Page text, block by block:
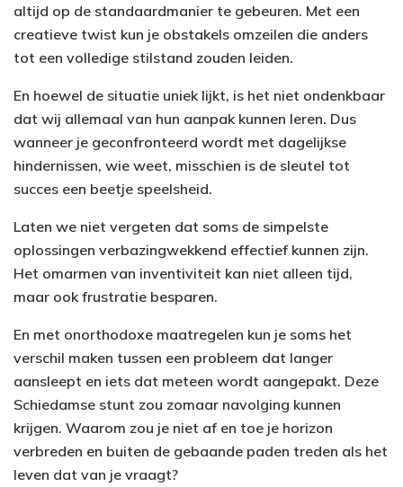
altijd op de standaardmanier te gebeuren. Met een
creatieve twist kun je obstakels omzeilen die anders
tot een volledige stilstand zouden leiden.
En hoewel de situatie uniek lijkt, is het niet ondenkbaar
dat wij allemaal van hun aanpak kunnen leren. Dus
wanneer je geconfronteerd wordt met dagelijkse
hindernissen, wie weet, misschien is de sleutel tot
succes een beetje speelsheid.
Laten we niet vergeten dat soms de simpelste
oplossingen verbazingwekkend effectief kunnen zijn.
Het omarmen van inventiviteit kan niet alleen tijd,
maar ook frustratie besparen.
En met onorthodoxe maatregelen kun je soms het
verschil maken tussen een probleem dat langer
aansleept en iets dat meteen wordt aangepakt. Deze
Schiedamse stunt zou zomaar navolging kunnen
krijgen. Waarom zou je niet af en toe je horizon
verbreden en buiten de gebaande paden treden als het
leven dat van je vraagt?